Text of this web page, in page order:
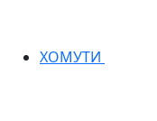
ХОМУТИ